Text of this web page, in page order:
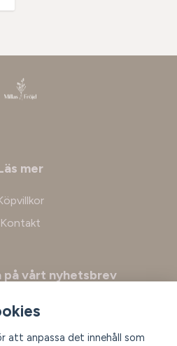
mer
Kontakt
på vårt nyhetsbrev
att anpassa det innehåll som